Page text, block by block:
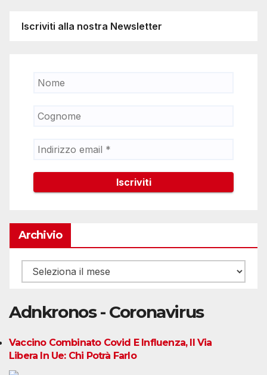
Iscriviti alla nostra Newsletter
Archivio
Archivio
Adnkronos - Coronavirus
Vaccino Combinato Covid E Influenza, Il Via
Libera In Ue: Chi Potrà Farlo